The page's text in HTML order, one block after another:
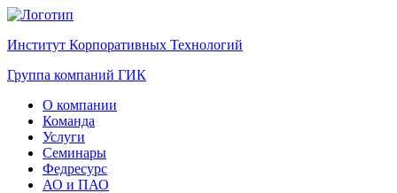
Институт Корпоративных Технологий
Группа компаний ГИК
О компании
Команда
Услуги
Семинары
Федресурс
АО и ПАО